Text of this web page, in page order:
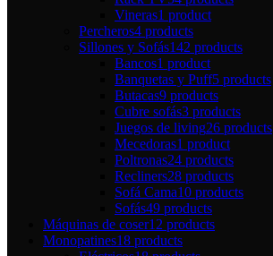
Vineras1 product
Percheros4 products
Sillones y Sofás142 products
Bancos1 product
Banquetas y Puff5 products
Butacas9 products
Cubre sofás3 products
Juegos de living26 products
Mecedoras1 product
Poltronas24 products
Recliners28 products
Sofá Cama10 products
Sofás49 products
Máquinas de coser12 products
Monopatines18 products